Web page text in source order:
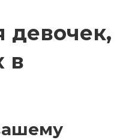
девочек,
в